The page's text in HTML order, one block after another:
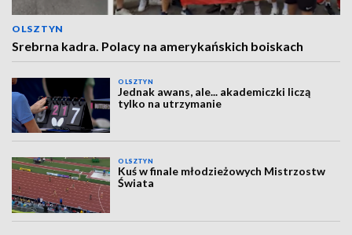
OLSZTYN
Srebrna kadra. Polacy na amerykańskich boiskach
OLSZTYN
Jednak awans, ale... akademiczki liczą
tylko na utrzymanie
OLSZTYN
Kuś w finale młodzieżowych Mistrzostw
Świata